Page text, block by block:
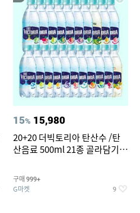
20 에어컨
15% 15,980
20+20 더빅토리아 탄산수 /탄
산음료 500ml 21종 골라담기
구매 999+
G마켓 9